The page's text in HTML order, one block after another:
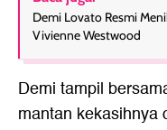
Demi Lovato Resmi
Vivienne Westwood
Demi tampil
mantan kekasihnya